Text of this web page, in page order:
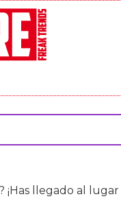
¡Has llegado al